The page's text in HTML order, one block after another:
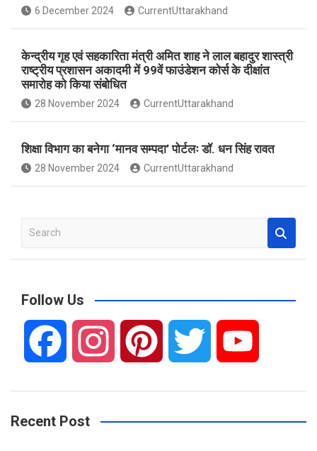
6 December 2024 CurrentUttarakhand
केन्द्रीय गृह एवं सहकारिता मंत्री अमित शाह ने लाल बहादुर शास्त्री
राष्ट्रीय प्रशासन अकादमी में 99वें फाउंडेशन कोर्स के दीक्षांत
समारोह को किया संबोधित
28 November 2024 CurrentUttarakhand
शिक्षा विभाग का बनेगा ‘मानव सम्पदा’ पोर्टलः डॉ. धन सिंह रावत
28 November 2024 CurrentUttarakhand
a
c
Follow Us
c s n i u
Recent Post